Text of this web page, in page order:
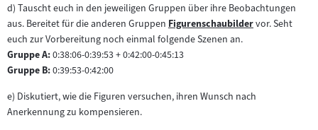
d) Tauscht euch in den jeweiligen Gruppen über ihre Beobachtungen
aus. Bereitet für die anderen Gruppen Zum
Inhalt:
Figurenschaubildervor. Seht
euch zur Vorbereitung noch einmal folgende Szenen an.
Gruppe A:0:38:06-0:39:53 + 0:42:00-0:45:13
Gruppe B:0:39:53-0:42:00
e) Diskutiert, wie die Figuren versuchen, ihren Wunsch nach
Anerkennung zu kompensieren.